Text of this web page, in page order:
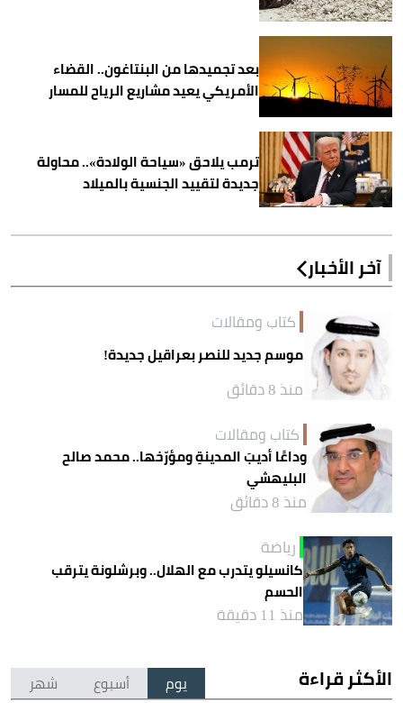
بعد تجميدها من البنتاغون.. القضاء
الأمريكي يعيد مشاريع الرياح للمسار
ترمب يلاحق «سياحة الولادة».. محاولة
جديدة لتقييد الجنسية بالميلاد
آخر الأخبار
كتاب ومقالات
موسم جديد للنصر بعراقيل جديدة!
منذ 8 دقائق
كتاب ومقالات
وداعًا أديبَ المدينةِ ومؤرّخها.. محمد صالح
البليهشي
منذ 8 دقائق
رياضة
كانسيلو يتدرب مع الهلال.. وبرشلونة يترقب
الحسم
منذ 11 دقيقة
الأكثر قراءة يوم أسبوع شهر